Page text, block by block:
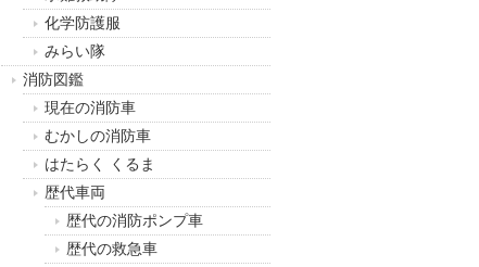
化学防護服
みらい隊
消防図鑑
現在の消防車
むかしの消防車
はたらく くるま
歴代車両
歴代の消防ポンプ車
歴代の救急車